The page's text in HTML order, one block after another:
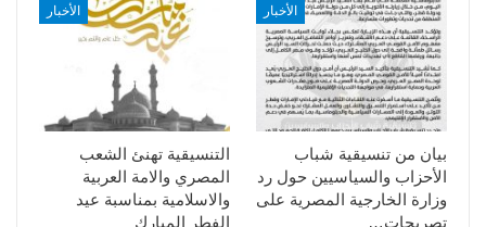
الأخبار
التنسيقية تهنئ الشعب
المصري والامة العربية
والاسلامية بمناسبة عيد
الفطر المبارك
الأخبار
بيان من تنسيقية شباب
الأحزاب والسياسيين حول رد
وزارة الخارجية المصرية على
تصريحات…